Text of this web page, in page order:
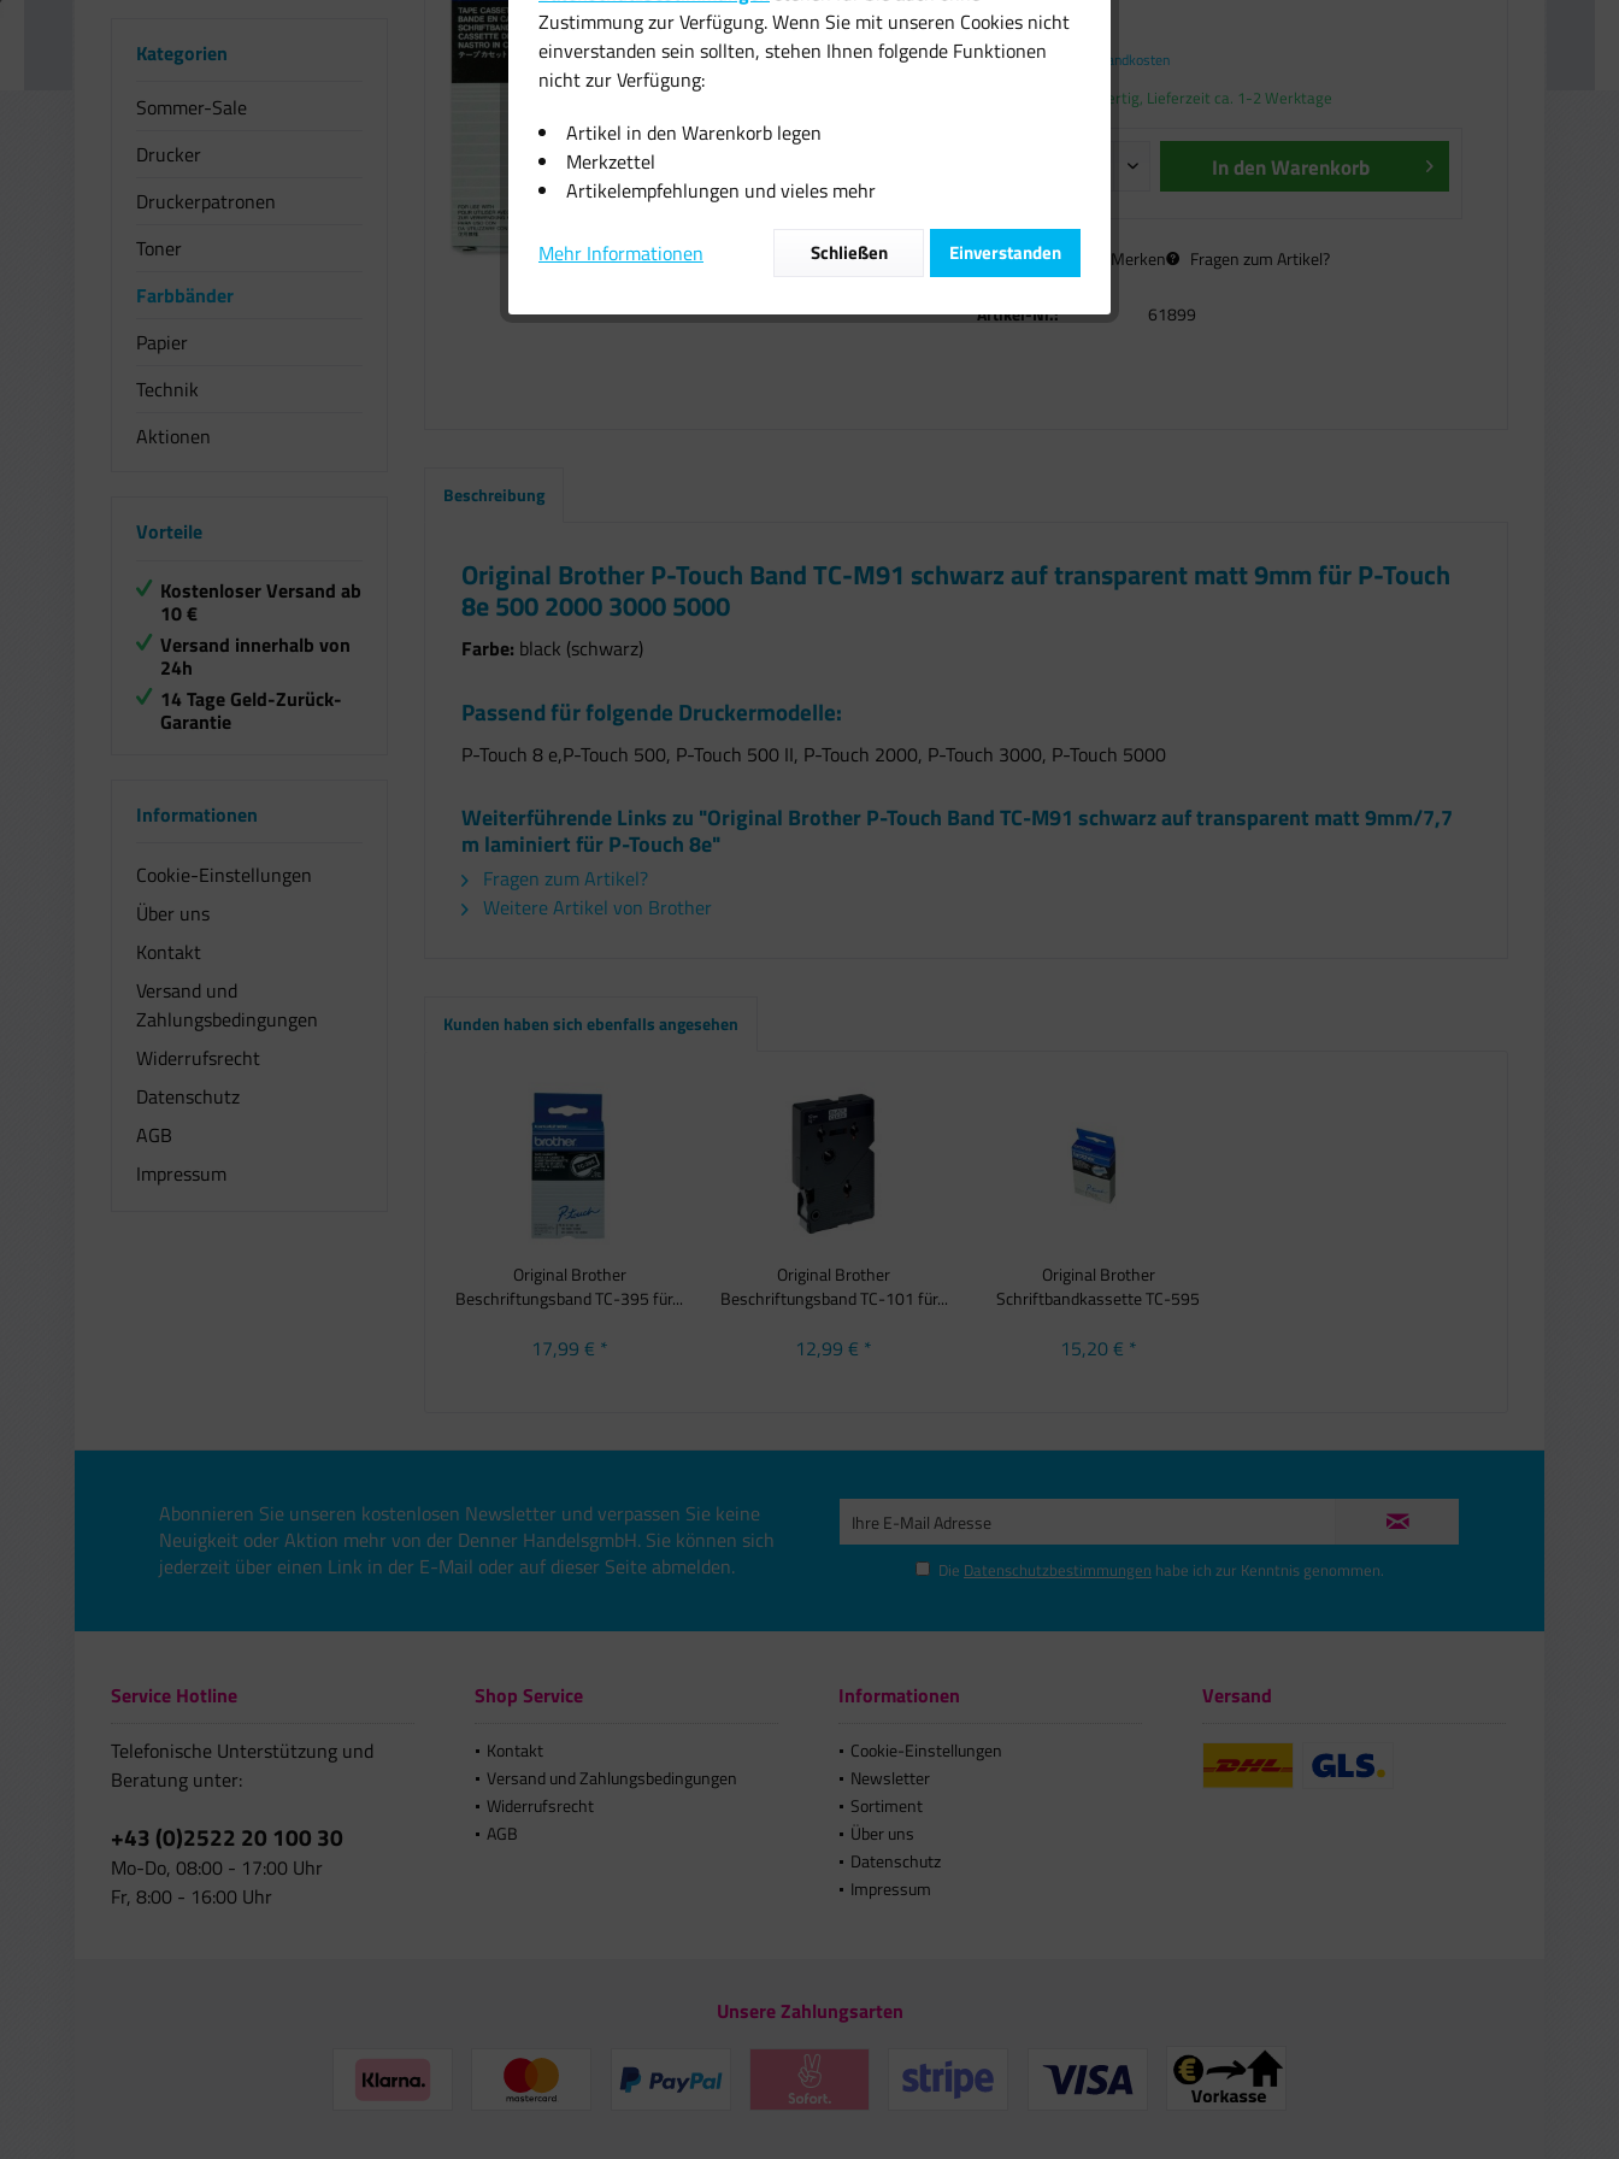
Kategorien
Sommer-Sale
Drucker
Druckerpatronen
Toner
Farbbänder
Papier
Technik
Aktionen
Vorteile
Kostenloser Versand ab
10 €
Versand innerhalb von
24h
14 Tage Geld-Zurück-
Garantie
Informationen
Cookie-Einstellungen
Über uns
Kontakt
Versand und
Zahlungsbedingungen
Widerrufsrecht
Datenschutz
AGB
Impressum
9,99 € *
inkl. MwSt. zzgl. Versandkosten
Sofort versandfertig, Lieferzeit ca. 1-2 Werktage
In denWarenkorb
Vergleichen Merken Fragen zum Artikel?
Artikel-Nr.: 61899
Beschreibung
Original Brother P-Touch Band TC-M91 schwarz auf transparent matt 9mm für P-Touch
8e 500 2000 3000 5000
Farbe: black (schwarz)
Passend für folgende Druckermodelle:
P-Touch 8 e,P-Touch 500, P-Touch 500 II, P-Touch 2000, P-Touch 3000, P-Touch 5000
Weiterführende Links zu "Original Brother P-Touch Band TC-M91 schwarz auf transparent matt 9mm/7,7
m laminiert für P-Touch 8e"
Fragen zum Artikel?
Weitere Artikel von Brother
Kunden haben sich ebenfalls angesehen
Original Brother
Beschriftungsband TC-395 für...
17,99 € *
Original Brother
Beschriftungsband TC-101 für...
12,99 € *
Original Brother
Schriftbandkassette TC-595
15,20 € *
Abonnieren Sie unseren kostenlosen Newsletter und verpassen Sie keine
Neuigkeit oder Aktion mehr von der Denner HandelsgmbH. Sie können sich
jederzeit über einen Link in der E-Mail oder auf dieser Seite abmelden.
Die Datenschutzbestimmungen habe ich zur Kenntnis genommen.
Service Hotline
Telefonische Unterstützung und
Beratung unter:
+43 (0)2522 20 100 30
Mo-Do, 08:00 - 17:00 Uhr
Fr, 8:00 - 16:00 Uhr
Shop Service
Kontakt
Versand und Zahlungsbedingungen
Widerrufsrecht
AGB
Informationen
Cookie-Einstellungen
Newsletter
Sortiment
Über uns
Datenschutz
Impressum
Versand
Unsere Zahlungsarten
Zustimmung zur Verfügung. Wenn Sie mit unseren Cookies nicht
einverstanden sein sollten, stehen Ihnen folgende Funktionen
nicht zur Verfügung:
Artikel in den Warenkorb legen
Merkzettel
Artikelempfehlungen und vieles mehr
Mehr Informationen Einverstanden
Schließen